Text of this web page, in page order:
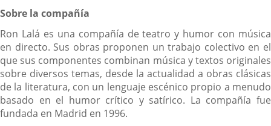
Sobre la compañía
Ron Lalá es una compañía de teatro y humor con música
en directo. Sus obras proponen un trabajo colectivo en el
que sus componentes combinan música y textos originales
sobre diversos temas, desde la actualidad a obras clásicas
de la literatura, con un lenguaje escénico propio a menudo
basado en el humor crítico y satírico. La compañía fue
fundada en Madrid en 1996.